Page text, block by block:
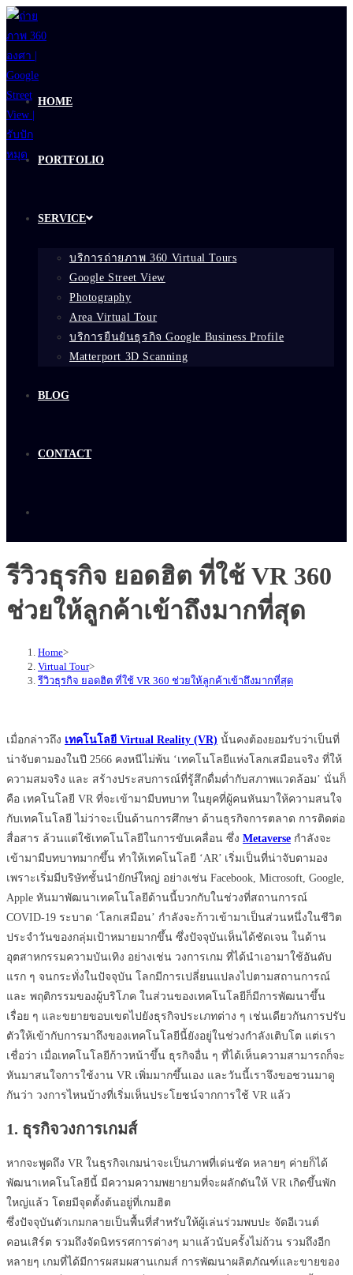
Skip
to
content
HOME
PORTFOLIO
SERVICE
บริการถ่ายภาพ 360 Virtual Tours
Google Street View
Photography
Area Virtual Tour
บริการยืนยันธุรกิจ Google Business Profile
Matterport 3D Scanning
BLOG
CONTACT
รีวิวธุรกิจ ยอดฮิต ที่ใช้ VR 360
ช่วยให้ลูกค้าเข้าถึงมากที่สุด
Home>
Virtual Tour>
รีวิวธุรกิจ ยอดฮิต ที่ใช้ VR 360 ช่วยให้ลูกค้าเข้าถึงมากที่สุด
เมื่อกล่าวถึง เทคโนโลยี Virtual Reality (VR) นั้นคงต้องยอมรับว่าเป็นที่
น่าจับตามองในปี 2566 คงหนีไม่พ้น ‘เทคโนโลยีแห่งโลกเสมือนจริง ที่ให้
ความสมจริง และ สร้างประสบการณ์ที่รู้สึกดื่มด่ำกับสภาพแวดล้อม’ นั่นก็
คือ เทคโนโลยี VR ที่จะเข้ามามีบทบาท ในยุคที่ผู้คนหันมาให้ความสนใจ
กับเทคโนโลยี ไม่ว่าจะเป็นด้านการศึกษา ด้านธุรกิจการตลาด การติดต่อ
สื่อสาร ล้วนแต่ใช้เทคโนโลยีในการขับเคลื่อน ซึ่ง Metaverse กำลังจะ
เข้ามามีบทบาทมากขึ้น ทำให้เทคโนโลยี ‘AR’ เริ่มเป็นที่น่าจับตามอง
เพราะเริ่มมีบริษัทชั้นนำยักษ์ใหญ่ อย่างเช่น Facebook, Microsoft, Google,
Apple หันมาพัฒนาเทคโนโลยีด้านนี้บวกกับในช่วงที่สถานการณ์
COVID-19 ระบาด ‘โลกเสมือน’ กำลังจะก้าวเข้ามาเป็นส่วนหนึ่งในชีวิต
ประจำวันของกลุ่มเป้าหมายมากขึ้น ซึ่งปัจจุบันเห็นได้ชัดเจน ในด้าน
อุตสาหกรรมความบันเทิง อย่างเช่น วงการเกม ที่ได้นำเอามาใช้อันดับ
แรก ๆ จนกระทั่งในปัจจุบัน โลกมีการเปลี่ยนแปลงไปตามสถานการณ์
และ พฤติกรรมของผู้บริโภค ในส่วนของเทคโนโลยีก็มีการพัฒนาขึ้น
เรื่อย ๆ และขยายขอบเขตไปยังธุรกิจประเภทต่าง ๆ เช่นเดียวกันการปรับ
ตัวให้เข้ากับการมาถึงของเทคโนโลยีนี้ยังอยู่ในช่วงกำลังเติบโต แต่เรา
เชื่อว่า เมื่อเทคโนโลยีก้าวหน้าขึ้น ธุรกิจอื่น ๆ ที่ได้เห็นความสามารถก็จะ
หันมาสนใจการใช้งาน VR เพิ่มมากขึ้นเอง และวันนี้เราจึงขอชวนมาดู
กันว่า วงการไหนบ้างที่เริ่มเห็นประโยชน์จากการใช้ VR แล้ว
1. ธุรกิจวงการเกมส์
หากจะพูดถึง VR ในธุรกิจเกมน่าจะเป็นภาพที่เด่นชัด หลายๆ ค่ายก็ได้
พัฒนาเทคโนโลยีนี้ มีความความพยายามที่จะผลักดันให้ VR เกิดขึ้นพัก
ใหญ่แล้ว โดยมีจุดตั้งต้นอยู่ที่เกมฮิต
ซึ่งปัจจุบันตัวเกมกลายเป็นพื้นที่สำหรับให้ผู้เล่นร่วมพบปะ จัดอีเวนต์
คอนเสิร์ต รวมถึงจัดนิทรรศการต่างๆ มาแล้วนับครั้งไม่ถ้วน รวมถึงอีก
หลายๆ เกมที่ได้มีการผสมผสานเกมส์ การพัฒนาผลิตภัณฑ์และขายของ